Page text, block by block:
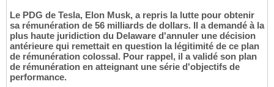
Le PDG de Tesla, Elon Musk, a repris la lutte pour obtenir
sa rémunération de 56 milliards de dollars. Il a demandé à la
plus haute juridiction du Delaware d'annuler une décision
antérieure qui remettait en question la légitimité de ce plan
de rémunération colossal. Pour rappel, il a validé son plan
de rémunération en atteignant une série d'objectifs de
performance.